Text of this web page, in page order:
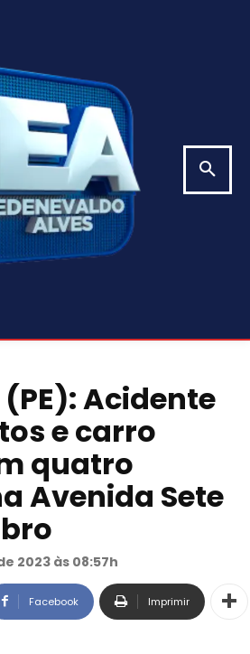
Acidente
e carro
quatro
Avenida Sete
2023 às 08:57h
Facebook Imprimir